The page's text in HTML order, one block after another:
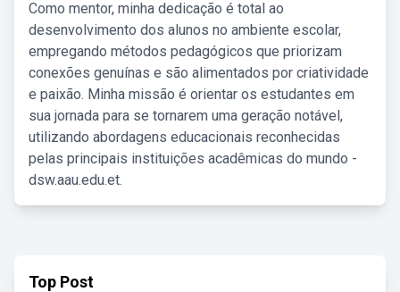
Como mentor, minha dedicação é total ao
desenvolvimento dos alunos no ambiente escolar,
empregando métodos pedagógicos que priorizam
conexões genuínas e são alimentados por criatividade
e paixão. Minha missão é orientar os estudantes em
sua jornada para se tornarem uma geração notável,
utilizando abordagens educacionais reconhecidas
pelas principais instituições acadêmicas do mundo -
dsw.aau.edu.et.
Top Post